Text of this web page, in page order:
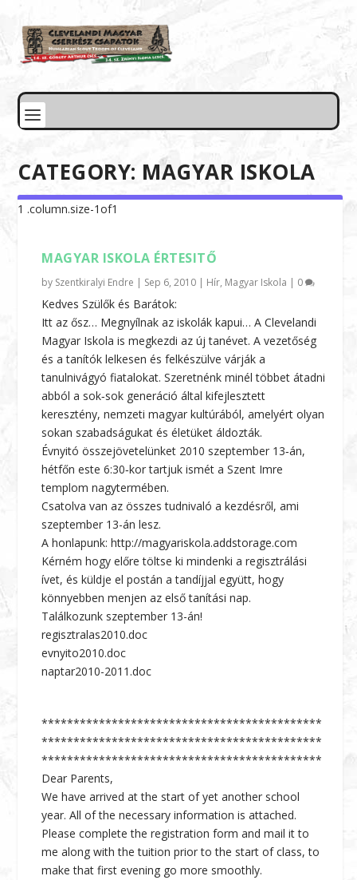
CATEGORY: MAGYAR ISKOLA
MAGYAR ISKOLA ÉRTESITŐ
by Szentkiralyi Endre | Sep 6, 2010 | Hír, Magyar Iskola | 0
Kedves Szülők és Barátok:
Itt az ősz… Megnyílnak az iskolák kapui… A Clevelandi
Magyar Iskola is megkezdi az új tanévet. A vezetőség
és a tanítók lelkesen és felkészülve várják a
tanulnivágyó fiatalokat. Szeretnénk minél többet átadni
abból a sok‑sok generáció által kifejlesztett
keresztény, nemzeti magyar kultúrából, amelyért olyan
sokan szabadságukat és életüket áldozták.
Évnyitó összejövetelünket 2010 szeptember 13‑án,
hétfőn este 6:30‑kor tartjuk ismét a Szent Imre
templom nagytermében.
Csatolva van az összes tudnivaló a kezdésről, ami
szeptember 13-án lesz.
A honlapunk: http://magyariskola.addstorage.com
Kérném hogy előre töltse ki mindenki a regisztrálási
ívet, és küldje el postán a tandíjjal együtt, hogy
könnyebben menjen az első tanítási nap.
Találkozunk szeptember 13-án!
regisztralas2010.doc
evnyito2010.doc
naptar2010-2011.doc
********************************************
********************************************
********************************************
Dear Parents,
We have arrived at the start of yet another school
year. All of the necessary information is attached.
Please complete the registration form and mail it to
me along with the tuition prior to the start of class, to
make that first evening go more smoothly.